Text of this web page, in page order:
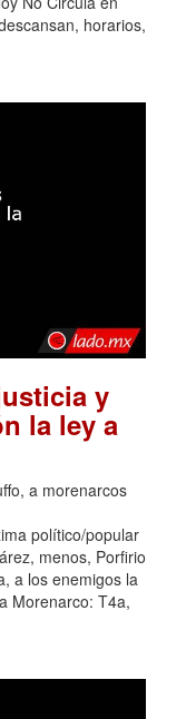
horarios,
y
la ley a
a morenarcos
político/popular
menos, Porfirio
a los enemigos la
Morenarco: T4a,